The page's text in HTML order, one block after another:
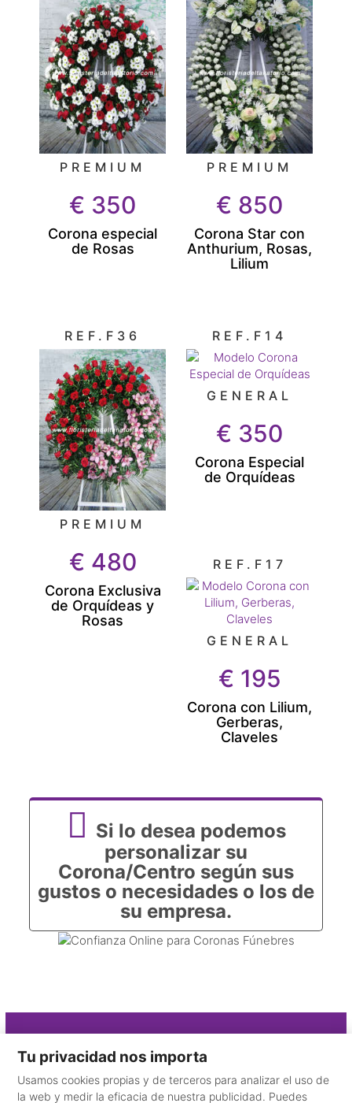
PREMIUM
€ 350
Corona especial
de Rosas
PREMIUM
€ 850
Corona Star con
Anthurium, Rosas,
Lilium
REF.F36
PREMIUM
€ 480
Corona Exclusiva
de Orquídeas y
Rosas
REF.F14
GENERAL
€ 350
Corona Especial
de Orquídeas
REF.F17
GENERAL
€ 195
Corona con Lilium,
Gerberas,
Claveles
Si lo desea podemos
personalizar su
Corona/Centro según sus
gustos o necesidades o los de
su empresa.
Contacto
910 325 115
Tu privacidad nos importa
Usamos cookies propias y de terceros para analizar el uso de
la web y medir la eficacia de nuestra publicidad. Puedes